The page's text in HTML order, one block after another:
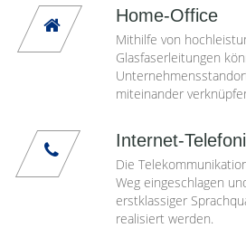
Home-Office
Mithilfe von
Glasfaserleitungen
miteinander
Internet-
Die
Weg eingeschlagen
erstklassiger
realisiert werden.